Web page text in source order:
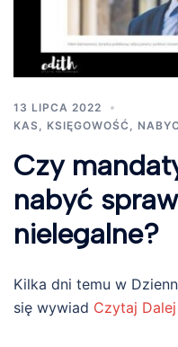
13 LIPCA 2022
KAS
KSIĘGOWOŚĆ
Czy
nabyć
nielegalne?
Kilka dni temu w
się wywiad Czytaj Dalej